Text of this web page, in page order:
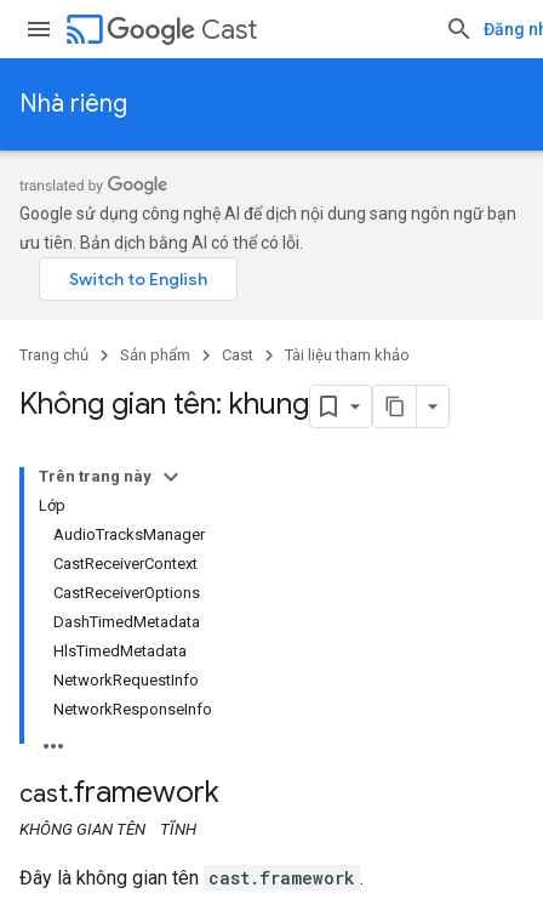
cast Cast Đăng
Nhà riêng
Google sử dụng công nghệ AI để dịch nội dung sang ngôn ngữ bạn
ưu tiên. Bản dịch bằng AI có thể có lỗi.
Trang chủ Sản phẩm Cast Tài liệu tham khảo
Không gian tên: khung
Trên trang này
Lớp
AudioTracksManager
CastReceiverContext
CastReceiverOptions
DashTimedMetadata
HlsTimedMetadata
NetworkRequestInfo
NetworkResponseInfo
cast.framework
KHÔNG GIAN TÊN TĨNH
Đây là không gian tên cast.framework .